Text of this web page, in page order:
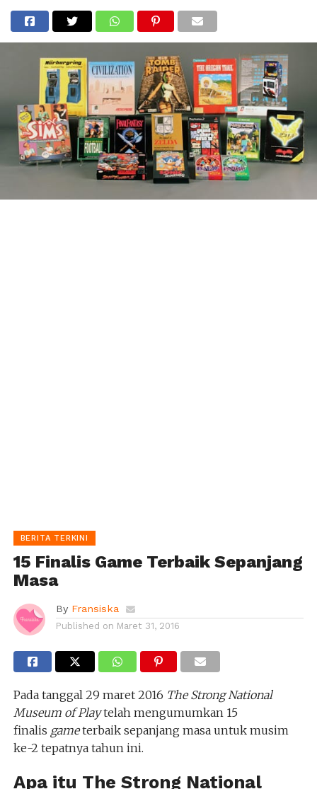
BERITA TERKINI
15 Finalis Game Terbaik Sepanjang
Masa
By Fransiska
Published on Maret 31, 2016
Pada tanggal 29 maret 2016 The Strong National
Museum of Playtelah mengumumkan 15
finalis gameterbaik sepanjang masa untuk musim
ke-2 tepatnya tahun ini.
Apa itu The Strong National